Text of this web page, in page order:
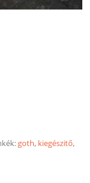
goth, kiegészitő,